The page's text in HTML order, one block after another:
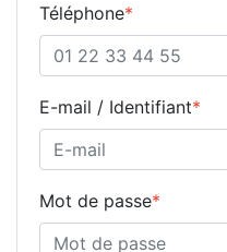
Téléphone*
E-mail / Identifiant*
Mot de passe*